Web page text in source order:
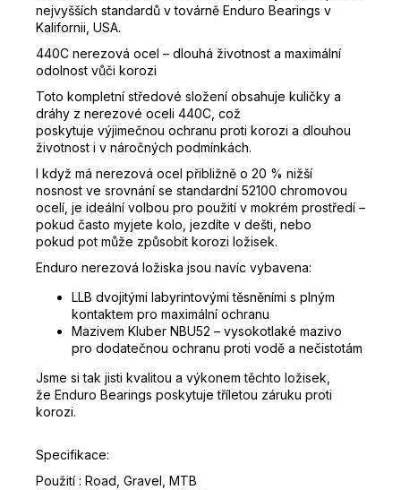
nejvyšších standardů v továrně Enduro Bearings v
Kalifornii, USA.
440C nerezová ocel – dlouhá životnost a maximální
odolnost vůči korozi
Toto kompletní středové složení obsahuje kuličky a
dráhy z nerezové oceli 440C, což
poskytuje výjimečnou ochranu proti korozi a dlouhou
životnost i v náročných podmínkách.
I když má nerezová ocel přibližně o 20 % nižší
nosnost ve srovnání se standardní 52100 chromovou
ocelí, je ideální volbou pro použití v mokrém prostředí –
pokud často myjete kolo, jezdíte v dešti, nebo
pokud pot může způsobit korozi ložisek.
Enduro nerezová ložiska jsou navíc vybavena:
LLB dvojitými labyrintovými těsněními s plným
kontaktem pro maximální ochranu
Mazivem Kluber NBU52 – vysokotlaké mazivo
pro dodatečnou ochranu proti vodě a nečistotám
Jsme si tak jisti kvalitou a výkonem těchto ložisek,
že Enduro Bearings poskytuje tříletou záruku proti
korozi.
Specifikace:
Použití : Road, Gravel, MTB